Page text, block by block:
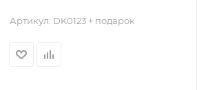
Артикул: DK0123 + подарок